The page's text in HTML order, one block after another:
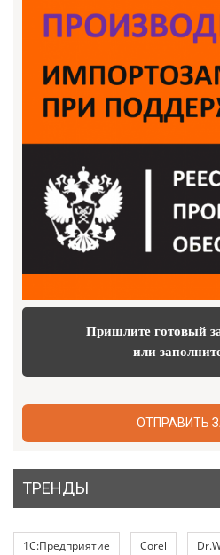
Пришлите готовый
или
ОТПРАВИТЬ
ТРЕНДЫ
1С:Предприятие Corel